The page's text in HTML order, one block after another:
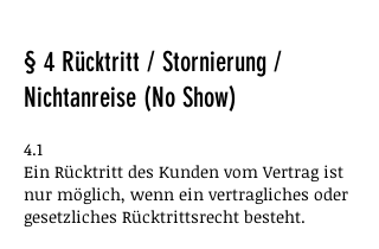
§ 4 Rücktritt / Stornierung /
Nichtanreise (No Show)
4.1
Ein Rücktritt des Kunden vom Vertrag ist
nur möglich, wenn ein vertragliches oder
gesetzliches Rücktrittsrecht besteht.